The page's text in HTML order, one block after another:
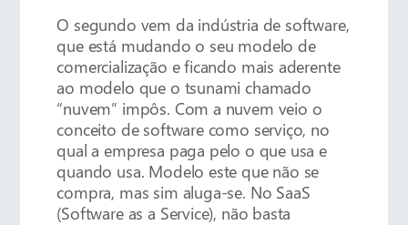
O segundo vem da indústria de software,
que está mudando o seu modelo de
comercialização e ficando mais aderente
ao modelo que o tsunami chamado
“nuvem” impôs. Com a nuvem veio o
conceito de software como serviço, no
qual a empresa paga pelo o que usa e
quando usa. Modelo este que não se
compra, mas sim aluga-se. No SaaS
(Software as a Service), não basta